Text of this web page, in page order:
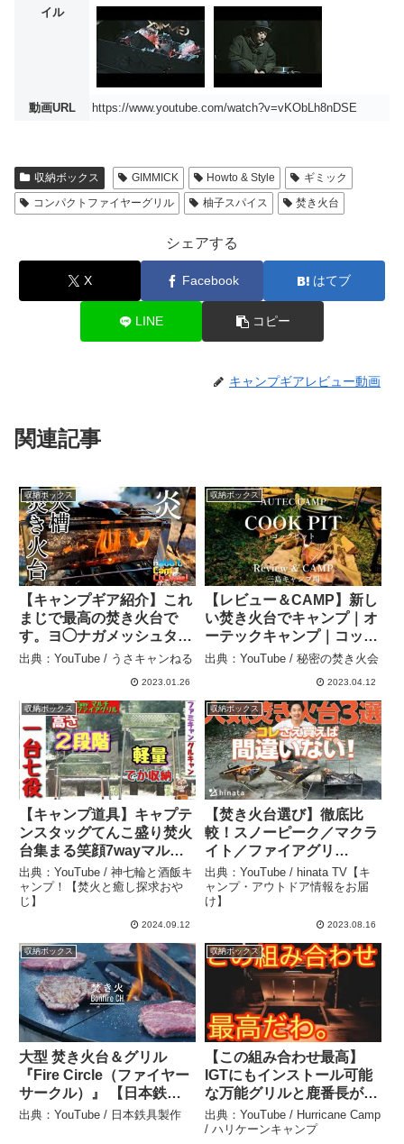
イル
動画URL https://www.youtube.com/watch?v=vKObLh8nDSE
収納ボックス GIMMICK Howto & Style
ギミック
コンパクトファイヤーグリル
柚子スパイス 焚き火台
シェアする
X Facebook はてブ
LINE コピー
キャンプギアレビュー動画
関連記事
収納ボックス
【キャンプギア紹介】これ
まじで最高の焚き火台で
す。ヨ◯ナガメッシュタキ
ビダイ！？ – うさキャンね
出典：YouTube / うさキャンねる
2023.01.26
収納ボックス
【レビュー＆CAMP】新し
い焚き火台でキャンプ｜オ
ーテックキャンプ｜コック
ピット｜高知県｜四万十町
出典：YouTube / 秘密の焚き火会
2023.04.12
収納ボックス
【キャンプ道具】キャプテ
ンスタッグてんこ盛り焚火
台集まる笑顔7wayマルチ
ファイアグリル – 神七輪と
酒飯キャンプ！【焚火と癒
し探求おやじ】
出典：YouTube / 神七輪と酒飯キ
ャンプ！【焚火と癒し探求おや
じ】
2024.09.12
収納ボックス
【焚き火台選び】徹底比
較！スノーピーク／マクラ
イト／ファイアグリ
ル・・・人気の秘密とは!?
– hinata TV【キャンプ・
アウトドア情報をお届け】
出典：YouTube / hinata TV【キ
ャンプ・アウトドア情報をお届
け】
2023.08.16
収納ボックス
大型 焚き火台＆グリル
『Fire Circle（ファイヤー
サークル）』 【日本鉄具
製作】 – 日本鉄具製作
出典：YouTube / 日本鉄具製作
収納ボックス
【この組み合わせ最高】
IGTにもインストール可能
な万能グリルと鹿番長がま
さかのコラボで最強グリル
が完成【キャプテンスタッ
出典：YouTube / Hurricane Camp
/ ハリケーンキャンプ